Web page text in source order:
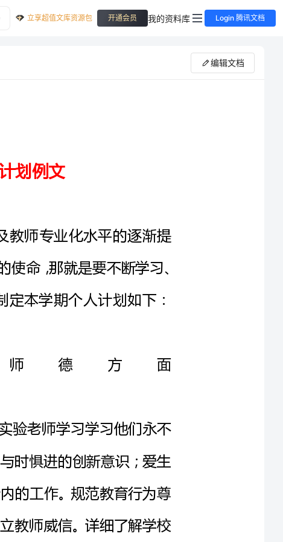
立享超值文库资源包 开通会员 我的资料库 Login 腾讯文档
编辑文档
习惯养成和法制安全教育为重点，力争通过德育目标的优化，德育内
随着高职教育改革的广泛和深入以及教师专业化水平的逐渐提
提高素质，迎接时代的挑战。为此，特制定本学期个人计划如下：
满足的钻研态度；无私奉献的工作精神；与时惧进的创新意识；爱生
制度，形成自己个性化的规范和要求。长期坚持，力求做一名学生喜
欢的老师。